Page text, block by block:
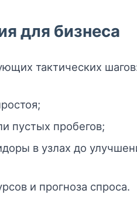
для бизнеса
тактических
пустых пробегов;
в узлах до
и прогноза спроса.